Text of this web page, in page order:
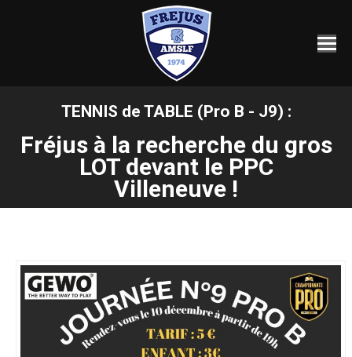
TENNIS de TABLE (Pro B - J9) :
Fréjus à la recherche du gros
LOT devant le PPC
Villeneuve !
Vous êtes ici :